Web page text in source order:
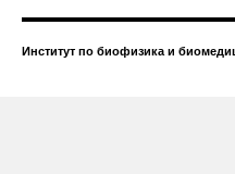
Институт по биофизика и